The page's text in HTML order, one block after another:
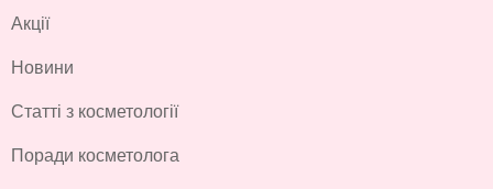
Акції
Новини
Статті з косметології
Поради косметолога